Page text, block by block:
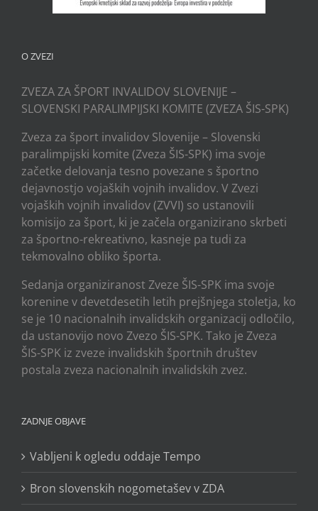
O ZVEZI
ZVEZA ZA ŠPORT INVALIDOV SLOVENIJE –
SLOVENSKI PARALIMPIJSKI KOMITE (ZVEZA ŠIS-SPK)
Zveza za šport invalidov Slovenije – Slovenski
paralimpijski komite (Zveza ŠIS-SPK) ima svoje
začetke delovanja tesno povezane s športno
dejavnostjo vojaških vojnih invalidov. V Zvezi
vojaških vojnih invalidov (ZVVI) so ustanovili
komisijo za šport, ki je začela organizirano skrbeti
za športno-rekreativno, kasneje pa tudi za
tekmovalno obliko športa.
Sedanja organiziranost Zveze ŠIS-SPK ima svoje
korenine v devetdesetih letih prejšnjega stoletja, ko
se je 10 nacionalnih invalidskih organizacij odločilo,
da ustanovijo novo Zvezo ŠIS-SPK. Tako je Zveza
ŠIS-SPK iz zveze invalidskih športnih društev
postala zveza nacionalnih invalidskih zvez.
ZADNJE OBJAVE
Vabljeni k ogledu oddaje Tempo
Bron slovenskih nogometašev v ZDA